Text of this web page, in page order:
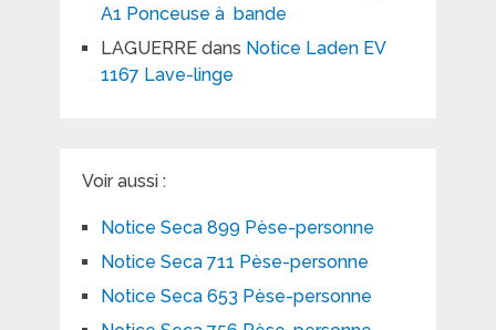
A1 Ponceuse à bande
LAGUERREdans Notice Laden EV
1167 Lave-linge
Voir aussi :
Notice Seca 899 Pèse-personne
Notice Seca 711 Pèse-personne
Notice Seca 653 Pèse-personne